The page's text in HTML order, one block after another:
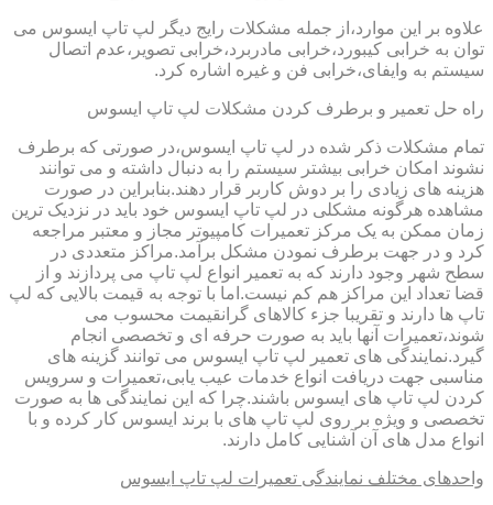
علاوه بر این موارد،از جمله مشکلات رایج دیگر لپ تاپ ایسوس می
توان به خرابی کیبورد،خرابی مادربرد،خرابی تصویر،عدم اتصال
سیستم به وایفای،خرابی فن و غیره اشاره کرد.
راه حل تعمیر و برطرف کردن مشکلات لپ تاپ ایسوس
تمام مشکلات ذکر شده در لپ تاپ ایسوس،در صورتی که برطرف
نشوند امکان خرابی بیشتر سیستم را به دنبال داشته و می توانند
هزینه های زیادی را بر دوش کاربر قرار دهند.بنابراین در صورت
مشاهده هرگونه مشکلی در لپ تاپ ایسوس خود باید در نزدیک ترین
زمان ممکن به یک مرکز تعمیرات کامپیوتر مجاز و معتبر مراجعه
کرد و در جهت برطرف نمودن مشکل برآمد.مراکز متعددی در
سطح شهر وجود دارند که به تعمیر انواع لپ تاپ می پردازند و از
قضا تعداد این مراکز هم کم نیست.اما با توجه به قیمت بالایی که لپ
تاپ ها دارند و تقریبا جزء کالاهای گرانقیمت محسوب می
شوند،تعمیرات آنها باید به صورت حرفه ای و تخصصی انجام
گیرد.نمایندگی های تعمیر لپ تاپ ایسوس می توانند گزینه های
مناسبی جهت دریافت انواع خدمات عیب یابی،تعمیرات و سرویس
کردن لپ تاپ های ایسوس باشند.چرا که این نمایندگی ها به صورت
تخصصی و ویژه بر روی لپ تاپ های با برند ایسوس کار کرده و با
انواع مدل های آن آشنایی کامل دارند.
واحدهای مختلف نمایندگی تعمیرات لپ تاپ ایسوس